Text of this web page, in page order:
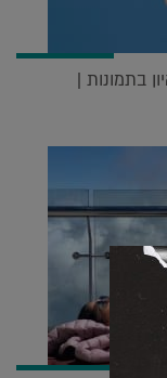
בתמונות |